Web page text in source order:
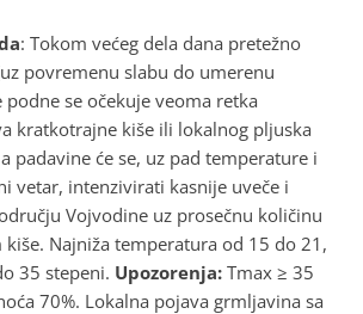
: Tokom većeg dela dana pretežno
povremenu slabu do umerenu
podne se očekuje veoma retka
kratkotrajne kiše ili lokalnog pljuska
padavine će se, uz pad temperature i
vetar, intenzivirati kasnije uveče i
Vojvodine uz prosečnu količinu
Najniža temperatura od 15 do 21,
35 stepeni. Upozorenja: Tmax ≥ 35
70%. Lokalna pojava grmljavina sa